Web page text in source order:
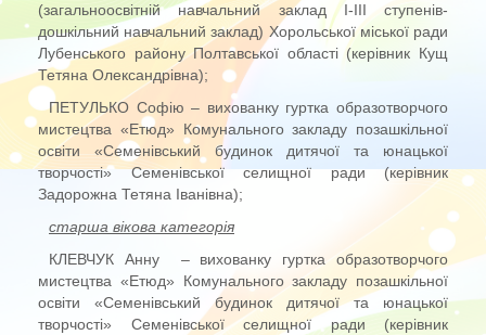
(загальноосвітній навчальний заклад І-ІІІ ступенів-
дошкільний навчальний заклад) Хорольської міської ради
Лубенського району Полтавської області (керівник Кущ
Тетяна Олександрівна);
ПЕТУЛЬКО Софію – вихованку гуртка образотворчого
мистецтва «Етюд» Комунального закладу позашкільної
освіти «Семенівський будинок дитячої та юнацької
творчості» Семенівської селищної ради (керівник
Задорожна Тетяна Іванівна);
старша вікова категорія
КЛЕВЧУК Анну – вихованку гуртка образотворчого
мистецтва «Етюд» Комунального закладу позашкільної
освіти «Семенівський будинок дитячої та юнацької
творчості» Семенівської селищної ради (керівник